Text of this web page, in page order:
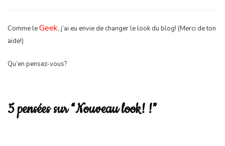
Comme leGeek, j’ai eu envie de changer le look du blog! (Merci de ton
aide!)
Qu’en pensez-vous?
5 pensées sur “Nouveau look! !”